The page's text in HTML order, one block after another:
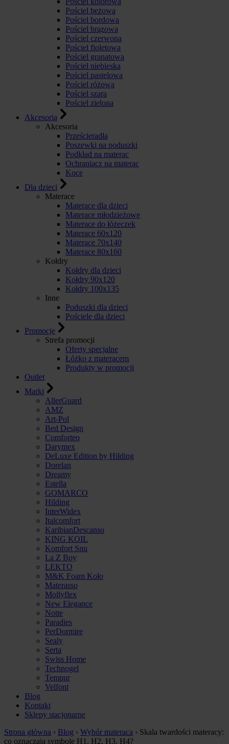
Pościel beżowa
Pościel bordowa
Pościel brązowa
Pościel czerwona
Pościel fioletowa
Pościel granatowa
Pościel niebieska
Pościel pastelowa
Pościel różowa
Pościel szara
Pościel zielona
Akcesoria
Akcesoria
Prześcieradła
Poszewki na poduszki
Podkład na materac
Ochraniacz na materac
Koce
Dla dzieci
Materace
Materace dla dzieci
Materace młodzieżowe
Materace do łóżeczek
Materace 60x120
Materace 70x140
Materace 80x160
Kołdry
Kołdry dla dzieci
Kołdry 90x120
Kołdry 100x135
Inne
Poduszki dla dzieci
Pościele dla dzieci
Promocje
Strefa promocji
Oferty specjalne
Łóżko z materacem
Produkty w promocji
Outlet
Marki
AllerGuard
AMZ
Art-Pol
Bed Design
Comforteo
Darymex
DeLuxe Edition by Hilding
Dorelan
Dreamy
Estella
GOMARCO
Hilding
InterWidex
Italcomfort
KaribianDescanso
KING KOIL
Komfort Snu
La Z Boy
LEKTO
M&K Foam Koło
Materasso
Mollyflex
New Elegance
Notte
Paradies
PerDormire
Sealy
Serta
Swiss Home
Technogel
Tempur
Velfont
Blog
Kontakt
Sklepy stacjonarne
Strona główna › Blog › Wybór materaca › Skala twardości materacy:
co oznaczają symbole H1, H2, H3, H4?